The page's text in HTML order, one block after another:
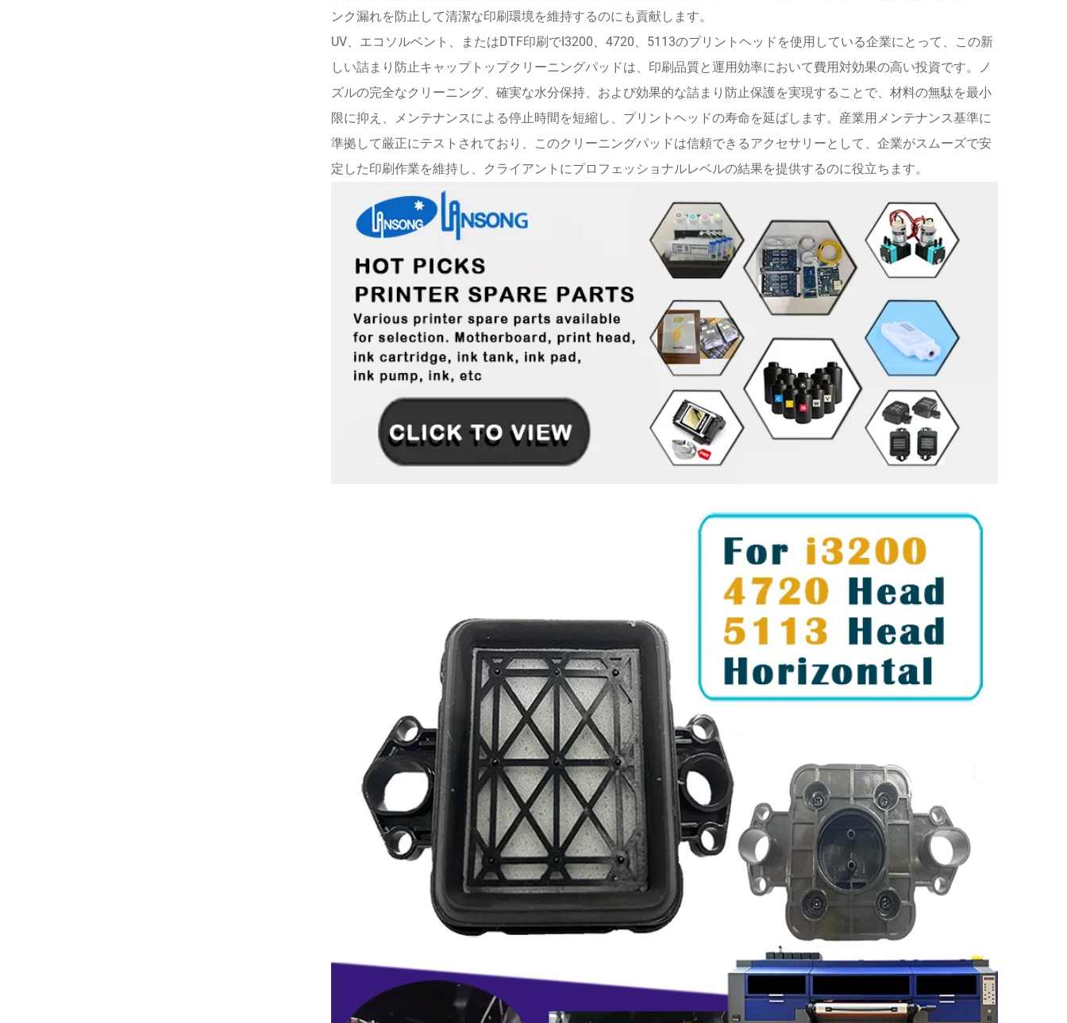
ンク漏れを防止して清潔な印刷環境を維持するのにも貢献します。
UV、エコソルベント、またはDTF印刷でI3200、4720、5113のプリントヘッドを使用している企業にとって、この新
しい詰まり防止キャップトップクリーニングパッドは、印刷品質と運用効率において費用対効果の高い投資です。ノ
ズルの完全なクリーニング、確実な水分保持、および効果的な詰まり防止保護を実現することで、材料の無駄を最小
限に抑え、メンテナンスによる停止時間を短縮し、プリントヘッドの寿命を延ばします。産業用メンテナンス基準に
準拠して厳正にテストされており、このクリーニングパッドは信頼できるアクセサリーとして、企業がスムーズで安
定した印刷作業を維持し、クライアントにプロフェッショナルレベルの結果を提供するのに役立ちます。